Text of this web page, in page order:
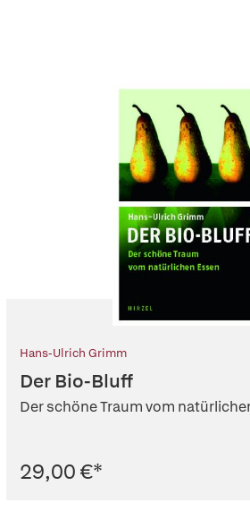
Hans-Ulrich Grimm
Der Bio-Bluff
Der schöne Traum vom
29,00 €*